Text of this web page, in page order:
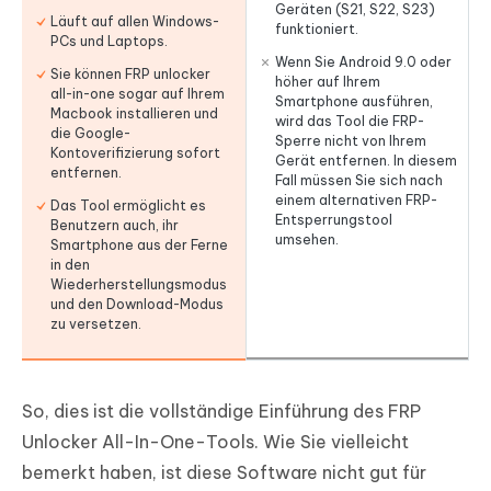
Läuft auf allen Windows-
PCs und Laptops.
Sie können FRP unlocker
all-in-one sogar auf Ihrem
Macbook installieren und
die Google-
Kontoverifizierung sofort
entfernen.
Das Tool ermöglicht es
Benutzern auch, ihr
Smartphone aus der Ferne
in den
Wiederherstellungsmodus
und den Download-Modus
zu versetzen.
Geräten (S21, S22, S23)
funktioniert.
Wenn Sie Android 9.0 oder
höher auf Ihrem
Smartphone ausführen,
wird das Tool die FRP-
Sperre nicht von Ihrem
Gerät entfernen. In diesem
Fall müssen Sie sich nach
einem alternativen FRP-
Entsperrungstool
umsehen.
So, dies ist die vollständige Einführung des FRP
Unlocker All-In-One-Tools. Wie Sie vielleicht
bemerkt haben, ist diese Software nicht gut für